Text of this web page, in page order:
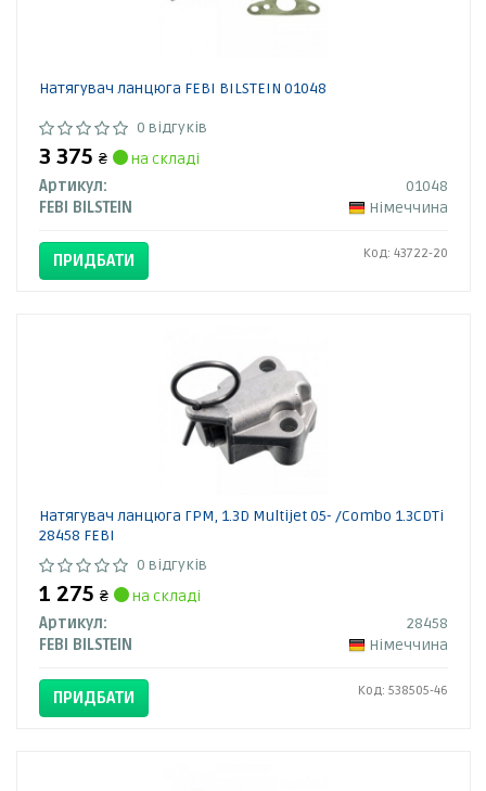
Натягувач ланцюга FEBI BILSTEIN 01048
0 відгуків
3 375 ₴
на складі
Артикул:
01048
FEBI BILSTEIN
Німеччина
ПРИДБАТИ Код: 43722-20
Натягувач ланцюга ГРМ, 1.3D Multijet 05- /Combo 1.3CDTi
28458 FEBI
0 відгуків
1 275 ₴
на складі
Артикул:
28458
FEBI BILSTEIN
Німеччина
ПРИДБАТИ Код: 538505-46